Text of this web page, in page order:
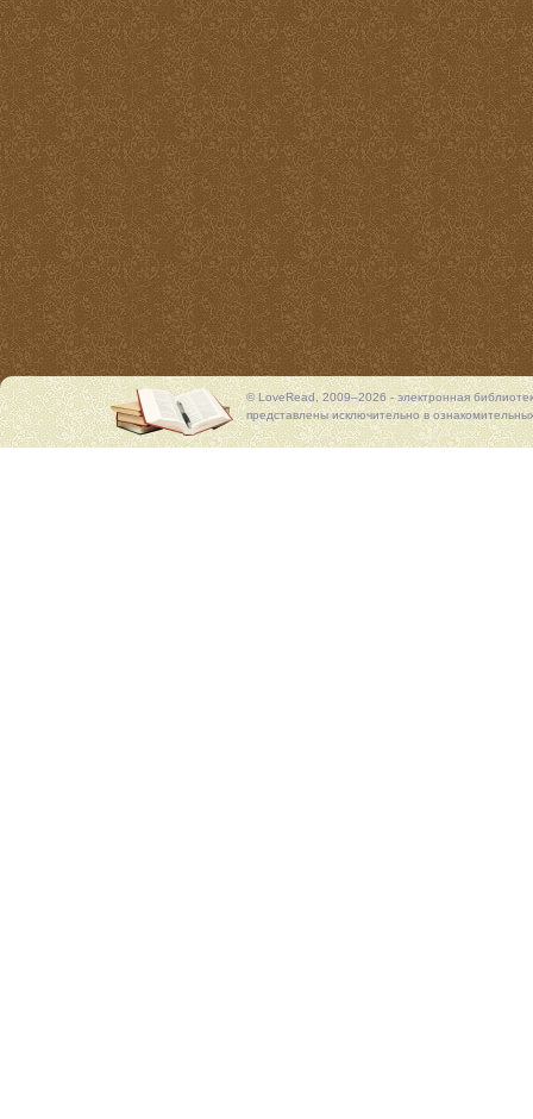
© LoveRead, 2009–2026 - электронная
представлены исключительно в